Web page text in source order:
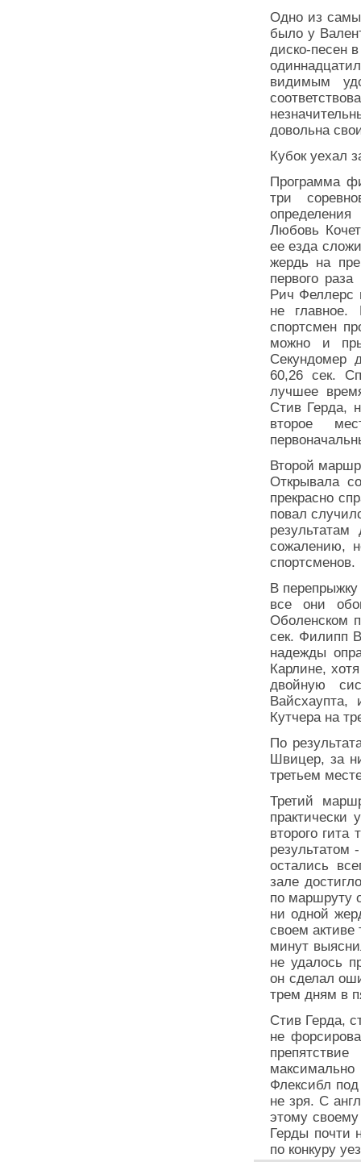
Одно из
было у
диско-песен
видимым
довольна
Кубок уехал
Программа
три
Любовь
ее езда
жердь на
первого
Рич Феллерс
не главное.
спортсмен
можно и
Секундомер
60,26 сек.
лучшее
Стив Герда,
второе
Второй
Открывала
прекрасно
повал
сожалению,
спортсменов.
В
все они
Оболенском
сек. Филипп
надежды
Карлине,
двойную
Вайсхаупта,
Кутчера на
По
Швицер, за
третьем
Третий
практически
второго
результатом
остались
зале
по маршруту
ни одной
своем активе
минут
не удалось
он сделал
трем дням в
Стив Герда,
не
Флексибл
не зря. С
этому
Герды почти
по конкуру